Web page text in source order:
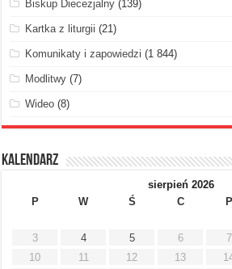
Biskup Diecezjalny (139)
Kartka z liturgii (21)
Komunikaty i zapowiedzi (1 844)
Modlitwy (7)
Wideo (8)
Kalendarz
sierpień 2026
P
W Ś C P
3
4 5 6 7
10
11 12 13